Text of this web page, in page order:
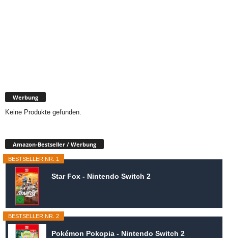
Werbung
Keine Produkte gefunden.
Amazon-Bestseller / Werbung
BESTSELLER NR. 1
Star Fox - Nintendo Switch 2
BESTSELLER NR. 2
Pokémon Pokopia - Nintendo Switch 2